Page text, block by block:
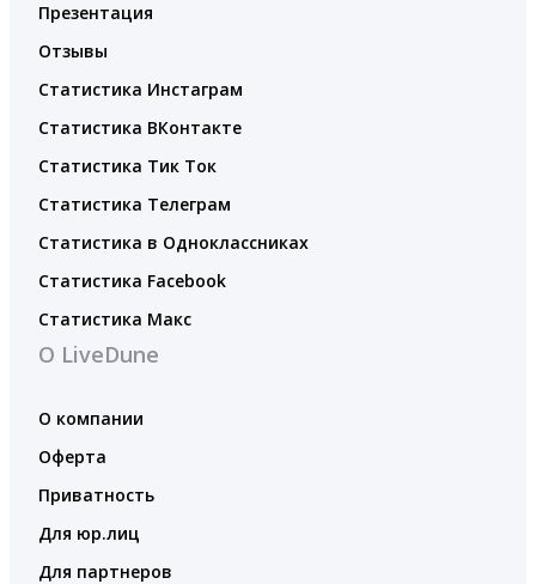
Презентация
Отзывы
Статистика Инстаграм
Статистика ВКонтакте
Статистика Тик Ток
Статистика Телеграм
Статистика в Одноклассниках
Статистика Facebook
Статистика Макс
О LiveDune
О компании
Оферта
Приватность
Для юр.лиц
Для партнеров